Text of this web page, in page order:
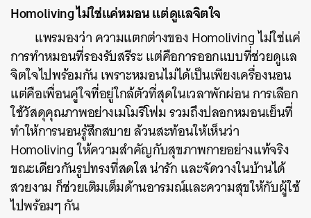
Homoliving ไม่ใช่แค่หมอน แต่ดูแลจิตใจ
แพรมองว่า ความแตกต่างของ Homoliving ไม่ใช่แค่
การทำหมอนที่รองรับสรีระ แต่คือการออกแบบที่ช่วยดูแล
จิตใจไปพร้อมกัน เพราะหมอนไม่ได้เป็นเพียงเครื่องนอน
แต่คือเพื่อนคู่ใจที่อยู่ใกล้ตัวที่สุดในเวลาพักผ่อน การเลือก
ใช้วัสดุคุณภาพอย่างเมโมรีโฟม รวมถึงปลอกหมอนเย็นที่
ทำให้การนอนรู้สึกสบาย ล้วนสะท้อนให้เห็นว่า
Homoliving ให้ความสำคัญกับสุขภาพกายอย่างแท้จริง
ขณะเดียวกันรูปทรงที่สดใส น่ารัก และจัดวางในบ้านได้
สวยงาม ก็ช่วยเติมเต็มด้านอารมณ์และความสุขให้กับผู้ใช้
ไปพร้อมๆ กัน